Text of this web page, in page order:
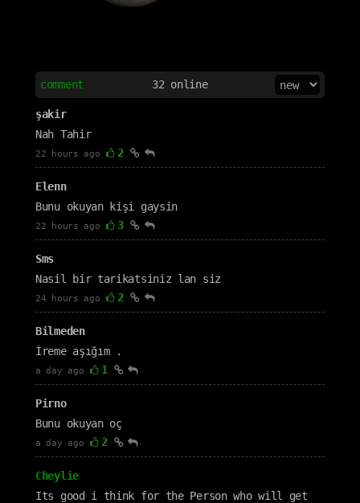
comment 32 online
şakir
Nah Tahir
22 hours ago 2
Elenn
Bunu okuyan kişi gaysin
22 hours ago 3
Sms
Nasil bir tarikatsiniz lan siz
24 hours ago 2
Bilmeden
İreme aşığım .
a day ago 1
Pirno
Bunu okuyan oç
a day ago 2
Cheylie
Its good i think for the Person who will get